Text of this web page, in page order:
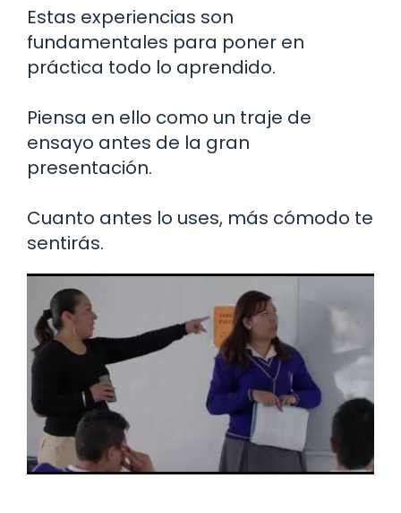
Estas experiencias son
fundamentales para poner en
práctica todo lo aprendido.
Piensa en ello como un traje de
ensayo antes de la gran
presentación.
Cuanto antes lo uses, más cómodo te
sentirás.